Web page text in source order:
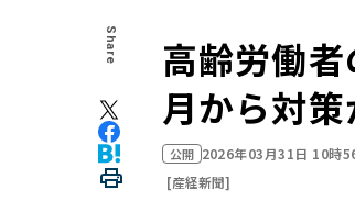
Share
高齢労働
月から対
公開 2026年03月31日 10時
[産経新聞]